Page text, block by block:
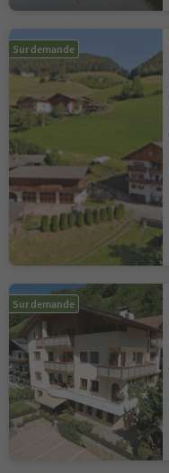
Sur demande
Sur demande